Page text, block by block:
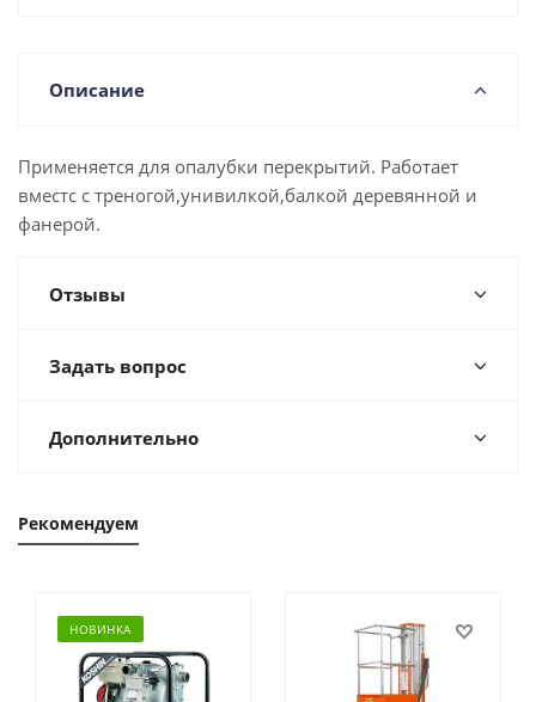
Описание
Применяется для опалубки перекрытий. Работает
вместс с треногой,унивилкой,балкой деревянной и
фанерой.
Отзывы
Задать вопрос
Дополнительно
Рекомендуем
НОВИНКА